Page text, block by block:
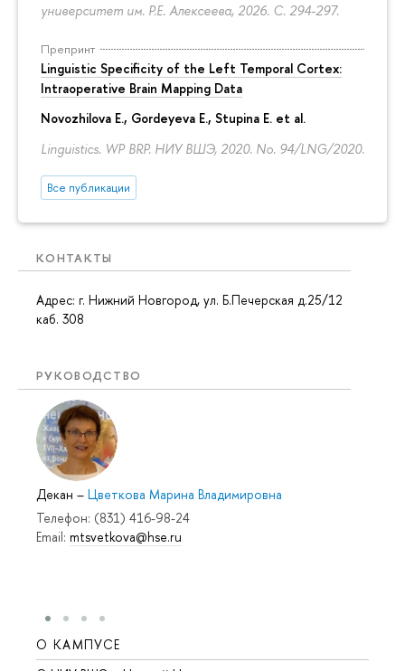
университет им. Р.Е. Алексеева, 2026. С. 294-297.
Препринт
Linguistic Specificity of the Left Temporal Cortex:
Intraoperative Brain Mapping Data
Novozhilova E., Gordeyeva E., Stupina E. et al.
Linguistics. WP BRP. НИУ ВШЭ, 2020. No. 94/LNG/2020.
Все публикации
КОНТАКТЫ
Адрес: г. Нижний Новгород, ул. Б.Печерская д.25/12
каб. 308
РУКОВОДСТВО
Декан – Цветкова Марина Владимировна
Телефон: (831) 416-98-24
Email: mtsvetkova@hse.ru
О КАМПУСЕ